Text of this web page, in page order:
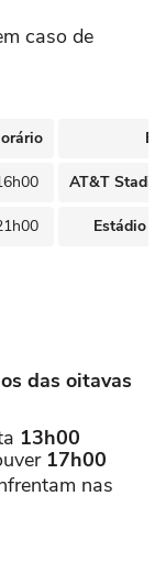
caso de
AT&T
Estádio
das oitavas
13h00
17h00
nas